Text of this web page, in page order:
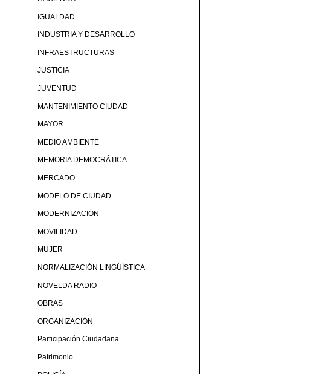
IGUALDAD
INDUSTRIA Y DESARROLLO
INFRAESTRUCTURAS
JUSTICIA
JUVENTUD
MANTENIMIENTO CIUDAD
MAYOR
MEDIO AMBIENTE
MEMORIA DEMOCRÁTICA
MERCADO
MODELO DE CIUDAD
MODERNIZACIÓN
MOVILIDAD
MUJER
NORMALIZACIÓN LINGÜÍSTICA
NOVELDA RADIO
OBRAS
ORGANIZACIÓN
Participación Ciudadana
Patrimonio